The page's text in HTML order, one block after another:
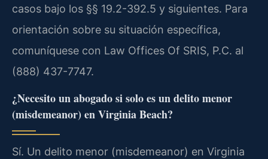
casos bajo los §§ 19.2-392.5 y siguientes. Para
orientación sobre su situación específica,
comuníquese con Law Offices Of SRIS, P.C. al
(888) 437-7747.
¿Necesito un abogado si solo es un delito menor
(misdemeanor) en Virginia Beach?
Sí. Un delito menor (misdemeanor) en Virginia